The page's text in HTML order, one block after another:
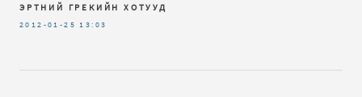
ЭРТНИЙ ГРЕКИЙН ХОТУУД
2012-01-25 13:03